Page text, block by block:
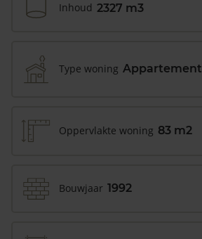
Inhoud 2327 m3
Type woning Appartement
Oppervlakte woning 83 m2
Bouwjaar 1992